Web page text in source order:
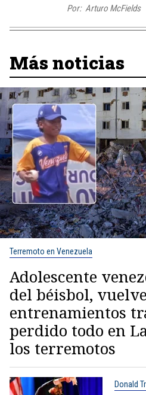
Por: Arturo McFields
Más noticias
Terremoto en Venezuela
Adolescente
del béisbol,
entrenamientos
perdido todo en
los terremotos
Donald